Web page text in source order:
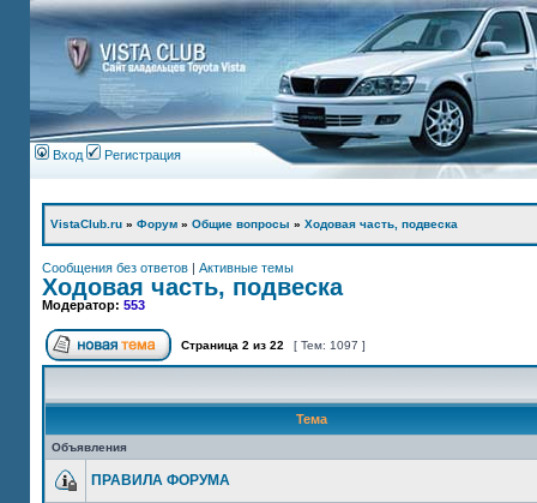
Вход Регистрация
VistaClub.ru » Форум » Общие вопросы » Ходовая часть, подвеска
Сообщения без ответов | Активные темы
Ходовая часть, подвеска
Модератор: 553
Страница 2 из 22 [ Тем: 1097 ]
Тема
Объявления
ПРАВИЛА ФОРУМА